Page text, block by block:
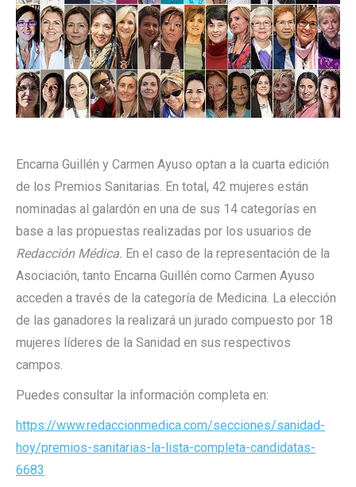
Encarna Guillén y Carmen Ayuso optan a la cuarta edición
de los Premios Sanitarias. En total, 42 mujeres están
nominadas al galardón en una de sus 14 categorías en
base a las propuestas realizadas por los usuarios de
Redacción Médica. En el caso de la representación de la
Asociación, tanto Encarna Guillén como Carmen Ayuso
acceden a través de la categoría de Medicina. La elección
de las ganadores la realizará un jurado compuesto por 18
mujeres líderes de la Sanidad en sus respectivos
campos.
Puedes consultar la información completa en:
https://www.redaccionmedica.com/secciones/sanidad-
hoy/premios-sanitarias-la-lista-completa-candidatas-
6683